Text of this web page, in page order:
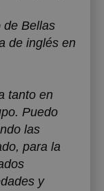
de Bellas
de inglés en
tanto en
Puedo
las
para la
y